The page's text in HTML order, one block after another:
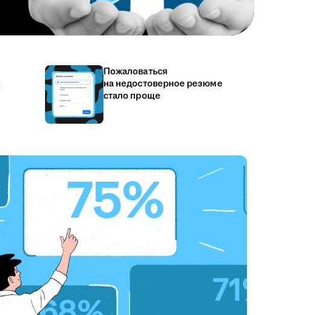
Пожаловаться
на недостоверное резюме
стало проще